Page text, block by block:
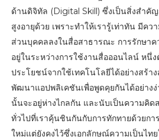
ด้านดิจิทัล (Digital Skill) ซึ่งเป็นสิ่งสำคั
สูงอายุด้วย เพราะทำให้เรารู้เท่าทัน มีคว
ส่วนบุคคลลงในสื่อสาธารณะ การรักษาค
อยู่ในระหว่างการใช้งานสื่อออนไลน์ หนึ่ง
ประโยชน์จากใช้เทคโนโลยีได้อย่างสร้า
พัฒนาแอปพลิเคชันเพื่อพูดคุยกันได้อย่าง
นั้นจะอยู่ห่างไกลกัน และนับเป็นความคิด
ทั่วไปที่เราคุ้นชินกันกับการทักทายด้วยก
ใหม่แต่ยังคงไว้ซึ่งเอกลักษณ์ความเป็นไท